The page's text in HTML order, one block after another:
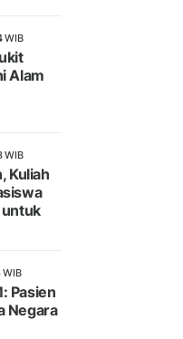
WIB
Alam
WIB
Kuliah
untuk
WIB
Pasien
Negara